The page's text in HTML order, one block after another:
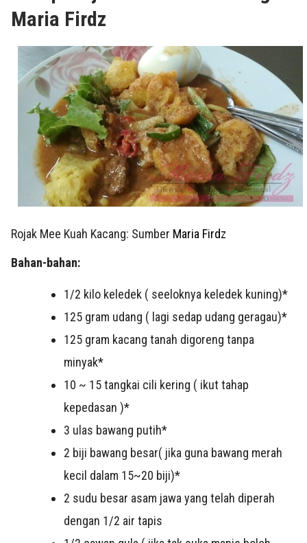
Maria Firdz
Rojak Mee Kuah Kacang: Sumber Maria Firdz
Bahan-bahan:
1/2 kilo keledek ( seeloknya keledek kuning)*
125 gram udang ( lagi sedap udang geragau)*
125 gram kacang tanah digoreng tanpa
minyak*
10 ~ 15 tangkai cili kering ( ikut tahap
kepedasan )*
3 ulas bawang putih*
2 biji bawang besar( jika guna bawang merah
kecil dalam 15~20 biji)*
2 sudu besar asam jawa yang telah diperah
dengan 1/2 air tapis